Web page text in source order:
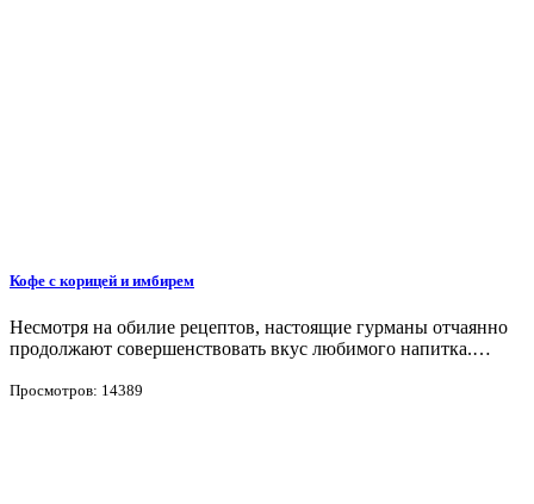
Кофе с корицей и имбирем
Несмотря на обилие рецептов, настоящие гурманы отчаянно
продолжают совершенствовать вкус любимого напитка.…
Просмотров: 14389